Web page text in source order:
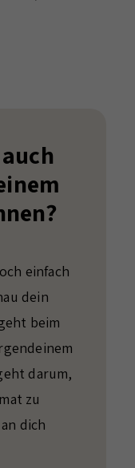
einfach
dein
beim
darum,
zu
dich